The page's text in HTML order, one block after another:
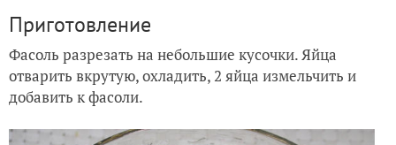
Приготовление
Фасоль разрезать на небольшие кусочки. Яйца
отварить вкрутую, охладить, 2 яйца измельчить и
добавить к фасоли.